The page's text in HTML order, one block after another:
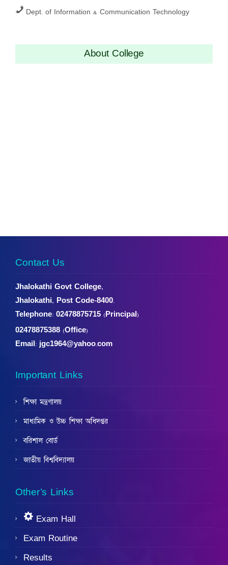
Dept. of Information & Communication Technology
About College
Contact Us
Jhalokathi Govt College,
Jhalokathi, Post Code-8400.
Telephone: 02478875715 (Principal)
02478875388 (Office)
Email: jgc1964@yahoo.com
Important Links
শিক্ষা মন্ত্রণালয়
মাধ্যমিক ও উচ্চ শিক্ষা অধিদপ্তর
বরিশাল বোর্ড
জাতীয় বিশ্ববিদ্যালয়
Other’s Links
Exam Hall
Exam Routine
Results